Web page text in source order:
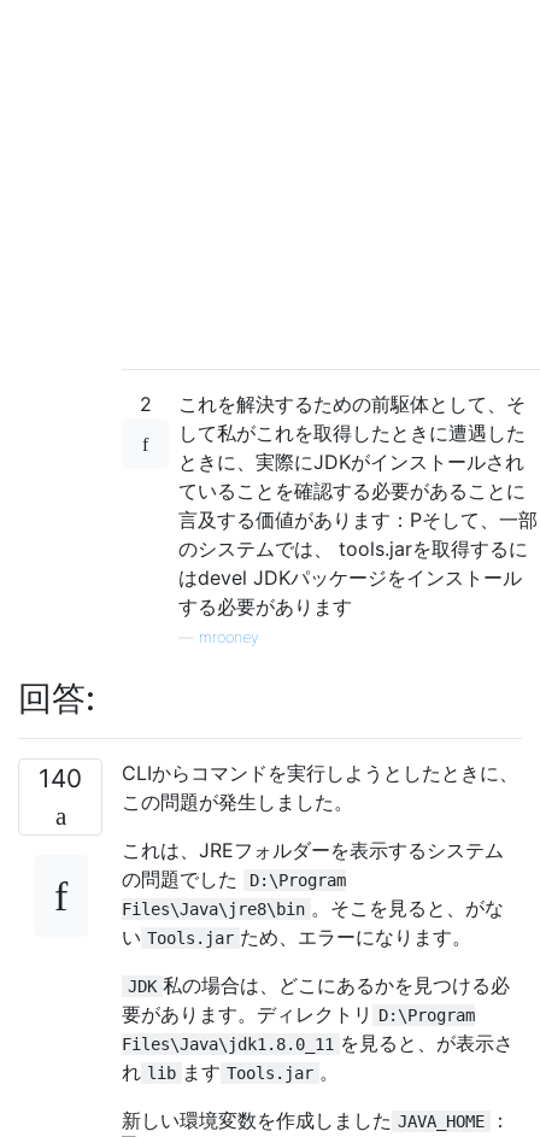
2
これを解決するための前駆体として、そ
して私がこれを取得したときに遭遇した
ときに、実際にJDKがインストールされ
ていることを確認する必要があることに
言及する価値があります：Pそして、一部
のシステムでは、 tools.jarを取得するに
はdevel JDKパッケージをインストール
する必要があります
mrooney
回答:
140
CLIからコマンドを実行しようとしたときに、
この問題が発生しました。
これは、JREフォルダーを表示するシステム
の問題でした
D:\Program
Files\Java\jre8\bin 。そこを見ると、がな
い Tools.jar ため、エラーになります。
JDK 私の場合は、どこにあるかを見つける必
要があります。ディレクトリ
D:\Program
Files\Java\jdk1.8.0_11 を見ると、が表示さ
れ lib ます Tools.jar 。
新しい環境変数を作成しました JAVA_HOME ：